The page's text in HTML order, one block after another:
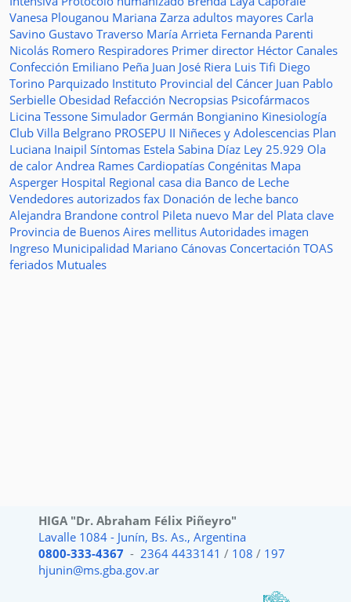
Vanesa Plouganou Mariana Zarza adultos mayores Carla
Savino Gustavo Traverso María Arrieta Fernanda Parenti
Nicolás Romero Respiradores Primer director Héctor Canales
Confección Emiliano Peña Juan José Riera Luis Tifi Diego
Torino Parquizado Instituto Provincial del Cáncer Juan Pablo
Serbielle Obesidad Refacción Necropsias Psicofármacos
Licina Tessone Simulador Germán Bongianino Kinesiología
Club Villa Belgrano PROSEPU II Niñeces y Adolescencias Plan
Luciana Inaipil Síntomas Estela Sabina Díaz Ley 25.929 Ola
de calor Andrea Rames Cardiopatías Congénitas Mapa
Asperger Hospital Regional casa dia Banco de Leche
Vendedores autorizados fax Donación de leche banco
Alejandra Brandone control Pileta nuevo Mar del Plata clave
Provincia de Buenos Aires mellitus Autoridades imagen
Ingreso Municipalidad Mariano Cánovas Concertación TOAS
feriados Mutuales
HIGA "Dr. Abraham Félix Piñeyro"
Lavalle 1084 - Junín, Bs. As., Argentina
0800-333-4367 -2364 4433141 / 108 / 197
hjunin@ms.gba.gov.ar